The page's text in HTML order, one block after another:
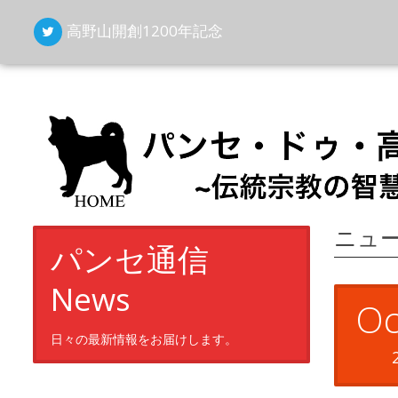
高野山開創1200年記念
パンセ通信
News
日々の最新情報をお届けします。
ニュ